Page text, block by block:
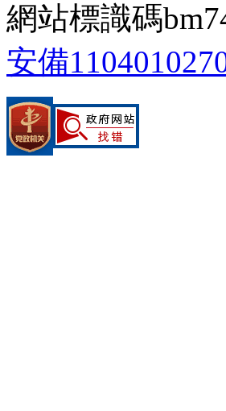
網站標識碼
安備